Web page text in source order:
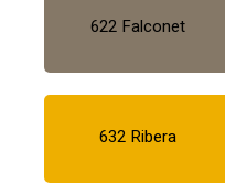
622 Falconet
632 Ribera